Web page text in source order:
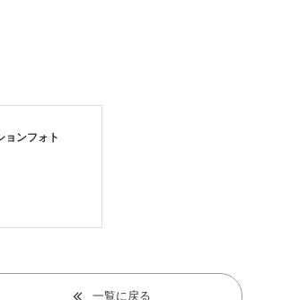
ョンフォト
一覧に戻る